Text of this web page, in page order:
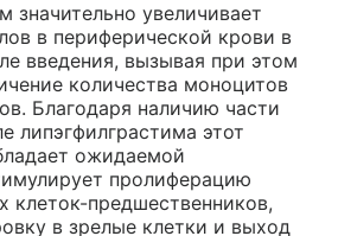
значительно увеличивает
в периферической крови в
введения, вызывая при этом
количества моноцитов
Благодаря наличию части
липэгфилграстима этот
ожидаемой
пролиферацию
клеток-предшественников,
в зрелые клетки и выход